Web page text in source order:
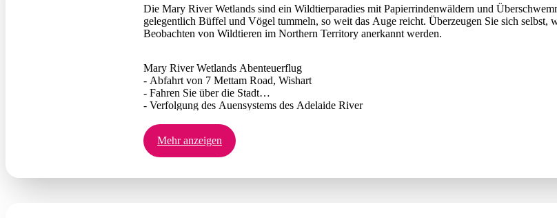
Die Mary River Wetlands sind ein Wildtierparadies mit Papierrindenwäldern und
gelegentlich Büffel und Vögel tummeln, so weit das Auge reicht. Überzeugen Sie sich selbst,
Beobachten von Wildtieren im Northern Territory anerkannt werden.
Mary River Wetlands Abenteuerflug
- Abfahrt von 7 Mettam Road, Wishart
- Fahren Sie über die Stadt
- Verfolgung des Auensystems des Adelaide River
- Landen Sie in der Wildman Wilderness Lodge
- Beinhaltet Erfrischungen (bis zu 2 alkoholische Getränke pro Person)
- Optionales Mittagessen gegen Aufpreis
Mehr anzeigen